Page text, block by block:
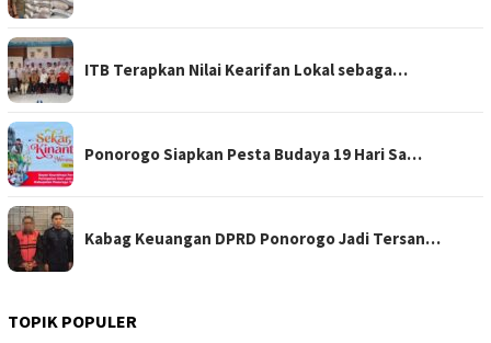
ITB Terapkan Nilai Kearifan Lokal sebaga…
Ponorogo Siapkan Pesta Budaya 19 Hari Sa…
Kabag Keuangan DPRD Ponorogo Jadi Tersan…
TOPIK POPULER